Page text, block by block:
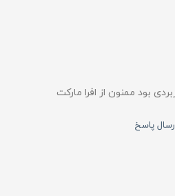
بود ممنون از افرا مارکت
پاسخ